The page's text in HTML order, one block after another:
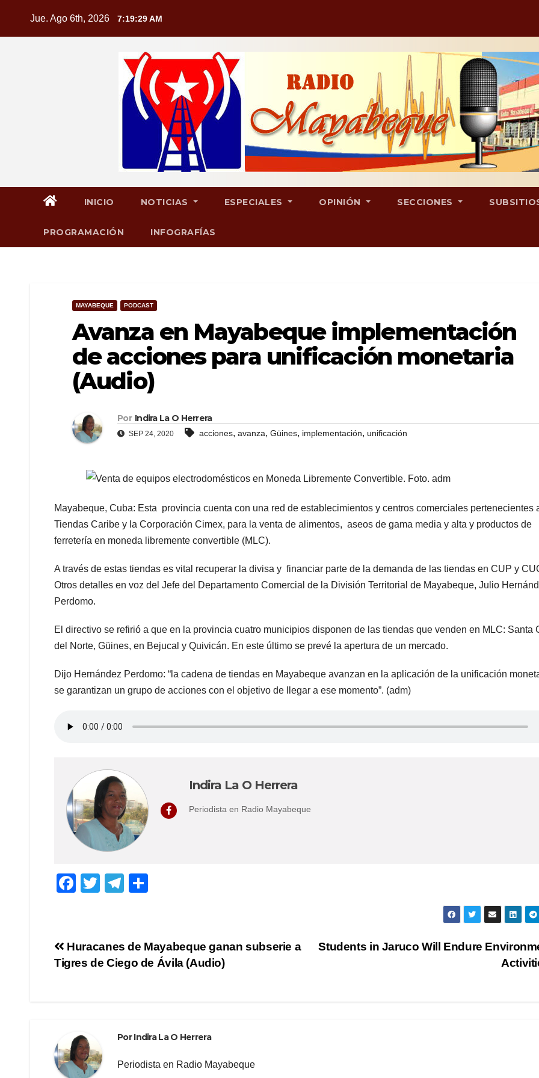
Jue. Ago 6th, 2026 7:19:30 AM
INICIO NOTICIAS ESPECIALES OPINIÓN SECCIONES
PROGRAMACIÓN INFOGRAFÍAS
MAYABEQUE PODCAST
Avanza en Mayabeque implementación
de acciones para unificación monetaria
(Audio)
Por Indira La O Herrera
SEP 24, 2020 acciones, avanza, Güines, implementación, unificación
Mayabeque, Cuba: Esta provincia cuenta con una red de establecimientos y centros comerciales pertenecientes
Tiendas Caribe y la Corporación Cimex, para la venta de alimentos, aseos de gama media y alta y productos de
ferretería en moneda libremente convertible (MLC).
A través de estas tiendas es vital recuperar la divisa y financiar parte de la demanda de las tiendas en CUP y
Otros detalles en voz del Jefe del Departamento Comercial de la División Territorial de Mayabeque, Julio
Perdomo.
El directivo se refirió a que en la provincia cuatro municipios disponen de las tiendas que venden en MLC: Santa
del Norte, Güines, en Bejucal y Quivicán. En este último se prevé la apertura de un mercado.
Dijo Hernández Perdomo: “la cadena de tiendas en Mayabeque avanzan en la aplicación de la unificación
se garantizan un grupo de acciones con el objetivo de llegar a ese momento”. (adm)
Indira La O Herrera
Periodista en Radio Mayabeque
F
e
b
T
er
T
gr
a
p
ar
Navegación
de
Students in Jaruco Will Endure
Huracanes de Mayabeque ganan subserie a
Tigres de Ciego de Ávila (Audio)
PorIndira La O Herrera
Periodista en Radio Mayabeque